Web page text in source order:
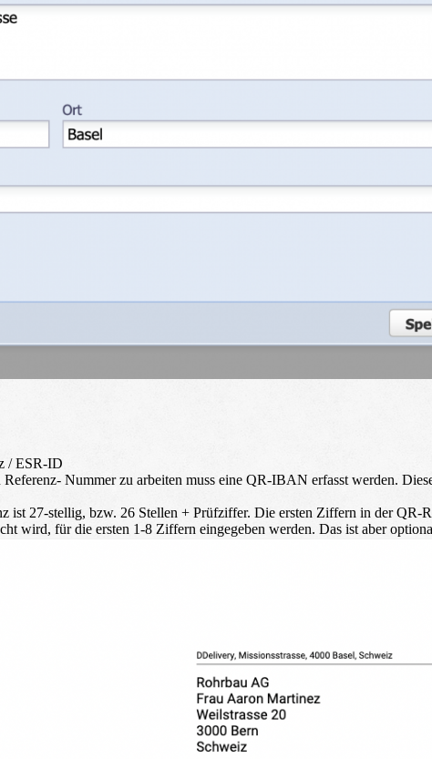
/ ESR-ID
Nummer zu arbeiten muss eine QR-IBAN erfasst werden.
ist 27-stellig, bzw. 26 Stellen + Prüfziffer. Die ersten Ziffern in der QR-
wird, für die ersten 1-8 Ziffern eingegeben werden. Das ist aber